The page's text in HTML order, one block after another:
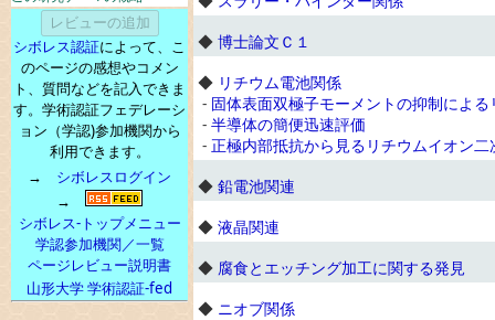
シボレス認証によって、こ
のページの感想やコメン
ト、質問などを記入できま
す。学術認証フェデレーシ
ョン（学認)参加機関から
利用できます。
→ シボレスログイン
→
シボレス-トップメニュー
学認参加機関／一覧
ページレビュー説明書
山形大学 学術認証-fed
◆ 博士論文Ｃ１
◆ リチウム電池関係
- 固体表面双極子モーメントの抑制によ
- 半導体の簡便迅速評価
- 正極内部抵抗から見るリチウムイオン
◆ 鉛電池関連
◆ 液晶関連
◆ 腐食とエッチング加工に関する発見
◆ ニオブ関係